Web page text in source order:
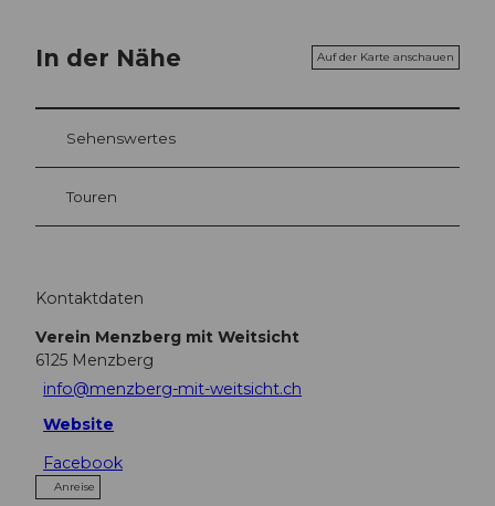
In der Nähe Auf der Karte anschauen
Sehenswertes
Touren
Kontaktdaten
Verein Menzberg mit Weitsicht
6125 Menzberg
info@menzberg-mit-weitsicht.ch
Website
Facebook
Anreise